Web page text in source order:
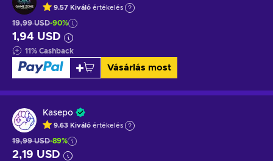
9.57 Kiváló értékelés
19,99 USD-90%
1,94 USD
11% Cashback
Vásárlás most
Kasepo
9.63 Kiváló értékelés
19,99 USD-89%
2,19 USD